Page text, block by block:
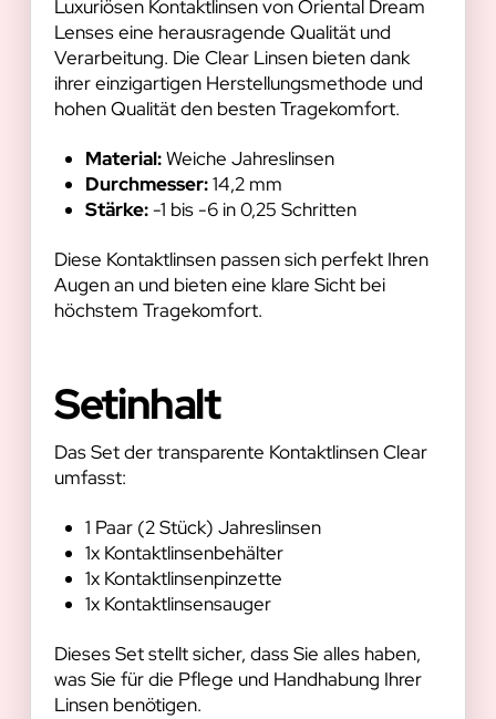
Luxuriösen Kontaktlinsen von Oriental Dream
Lenses eine herausragende Qualität und
Verarbeitung. Die Clear Linsen bieten dank
ihrer einzigartigen Herstellungsmethode und
hohen Qualität den besten Tragekomfort.
Material:Weiche Jahreslinsen
Durchmesser:14,2 mm
Stärke:-1 bis -6 in 0,25 Schritten
Diese Kontaktlinsen passen sich perfekt Ihren
Augen an und bieten eine klare Sicht bei
höchstem Tragekomfort.
Setinhalt
Das Set der transparente Kontaktlinsen Clear
umfasst:
1 Paar (2 Stück) Jahreslinsen
1x Kontaktlinsenbehälter
1x Kontaktlinsenpinzette
1x Kontaktlinsensauger
Dieses Set stellt sicher, dass Sie alles haben,
was Sie für die Pflege und Handhabung Ihrer
Linsen benötigen.